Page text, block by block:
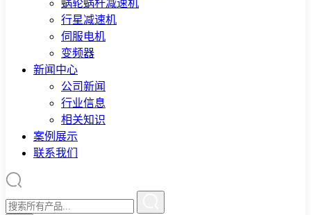
蜗轮蜗杆减速机
行星减速机
伺服电机
变频器
新闻中心
公司新闻
行业信息
相关知识
案例展示
联系我们